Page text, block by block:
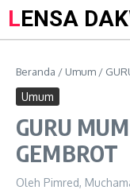
LENSA
Beranda / Umum /
Umum
GURU
GEMBROT
Oleh Pimred,